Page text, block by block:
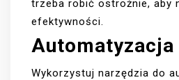
trzeba robić ostrożnie, aby
efektywności.
Automatyzacja
Wykorzystuj narzędzia do